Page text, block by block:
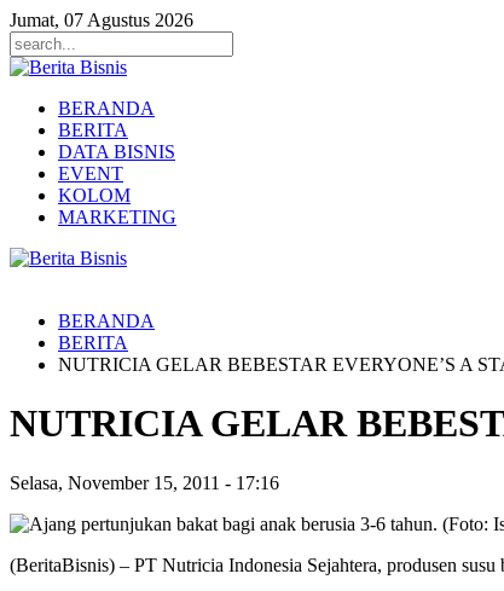
Jumat, 07 Agustus 2026
BERANDA
BERITA
DATA BISNIS
EVENT
KOLOM
MARKETING
BERANDA
BERITA
NUTRICIA GELAR BEBESTAR EVERYONE’S A
NUTRICIA GELAR
Selasa, November 15, 2011 - 17:16
(BeritaBisnis) – PT Nutricia Indonesia Sejahtera, produsen